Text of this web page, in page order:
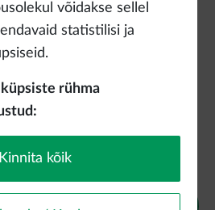
võidakse sellel
statistilisi ja
rühma
Kinnita kõik